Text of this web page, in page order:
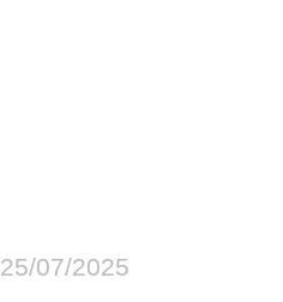
25/07/2025